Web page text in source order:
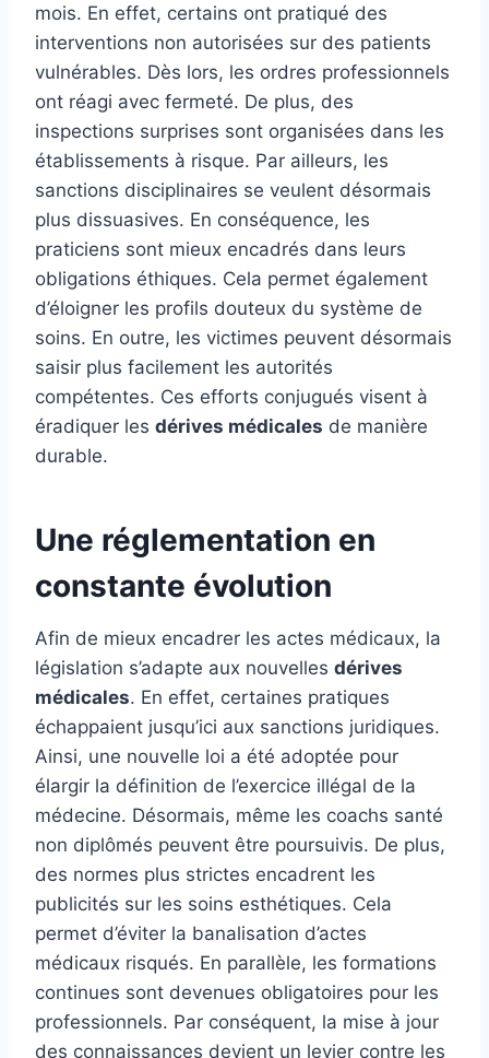
mois. En effet, certains ont pratiqué des
interventions non autorisées sur des patients
vulnérables. Dès lors, les ordres professionnels
ont réagi avec fermeté. De plus, des
inspections surprises sont organisées dans les
établissements à risque. Par ailleurs, les
sanctions disciplinaires se veulent désormais
plus dissuasives. En conséquence, les
praticiens sont mieux encadrés dans leurs
obligations éthiques. Cela permet également
d’éloigner les profils douteux du système de
soins. En outre, les victimes peuvent désormais
saisir plus facilement les autorités
compétentes. Ces efforts conjugués visent à
éradiquer les dérives médicales de manière
durable.
Une réglementation en
constante évolution
Afin de mieux encadrer les actes médicaux, la
législation s’adapte aux nouvelles dérives
médicales. En effet, certaines pratiques
échappaient jusqu’ici aux sanctions juridiques.
Ainsi, une nouvelle loi a été adoptée pour
élargir la définition de l’exercice illégal de la
médecine. Désormais, même les coachs santé
non diplômés peuvent être poursuivis. De plus,
des normes plus strictes encadrent les
publicités sur les soins esthétiques. Cela
permet d’éviter la banalisation d’actes
médicaux risqués. En parallèle, les formations
continues sont devenues obligatoires pour les
professionnels. Par conséquent, la mise à jour
des connaissances devient un levier contre les